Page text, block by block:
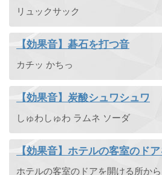
リュックサック
【効果音】碁石を打つ音
カチッ かちっ
【効果音】炭酸シュワシュワ
しゅわしゅわ ラムネ ソーダ
【効果音】ホテルの客室のド